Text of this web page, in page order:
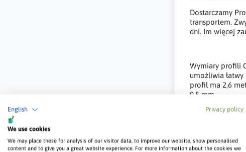
English Privacy policy
We use cookies
We may place these for analysis of our visitor data, to improve our website, show personalised
content and to give you a great website experience. For more information about the cookies we
Dostarczamy
transportem.
dni. Im więcej
Wymiary profili
umożliwia
profil ma 2,6
0,5 mm
Tu nie ma
gwarantująca
Profile